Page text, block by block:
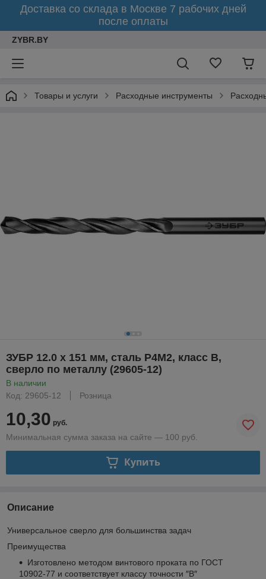
Доставка со склада в Москве 7 рабочих дней
после оплаты
ZYBR.BY
Товары и услуги Расходные инструменты
ЗУБР 12.0 х 151 мм, сталь Р4М2, класс В,
сверло по металлу (29605-12)
В наличии
Код: 29605-12
Розница
10,30 руб.
Минимальная сумма заказа на сайте — 100 руб.
Купить
Описание
Универсальное сверло для большинства задач
Преимущества
Изготовлено методом винтового проката по ГОСТ
10902-77 и соответствует классу точности ″В″